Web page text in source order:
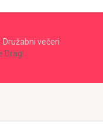
Družabni večeri
Drag!